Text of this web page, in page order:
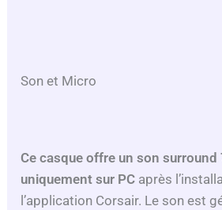
Son et Micro
Ce casque offre un son
uniquement sur PC après
l’application Corsair. Le son est